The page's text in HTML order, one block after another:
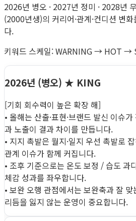
2026년 병오 · 2027년 정미 · 2028년
(2000년생)의 커리어·관계·컨디션 변
다.
키워드 스케일: WARNING → HOT
2026년 (병오) ★ KING
[기회 회수력이 높은 확장 해]
• 올해는 산출·표현·브랜드 발신 이슈
과 노출이 결과 차이를 만듭니다.
• 지지 촉발은 월지·일지 우선 촉발로
관계 이슈가 함께 커집니다.
• 조후 기준으로는 온도 보정 / 습도 과
체감 성과를 좌우합니다.
• 보완 오행 관점에서는 보완축과 잘
리듬을 잃지 않는 운영이 중요합니다.